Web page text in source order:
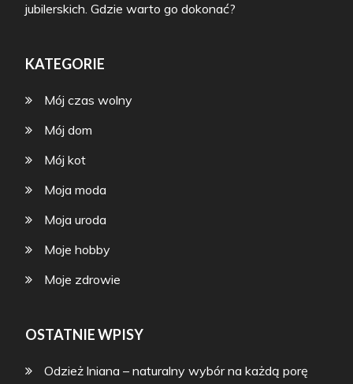
jubilerskich. Gdzie warto go dokonać?
KATEGORIE
Mój czas wolny
Mój dom
Mój kot
Moja moda
Moja uroda
Moje hobby
Moje zdrowie
OSTATNIE WPISY
Odzież lniana – naturalny wybór na każdą porę